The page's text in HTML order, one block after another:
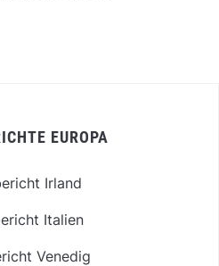
EUROPA
Irland
Italien
Venedig